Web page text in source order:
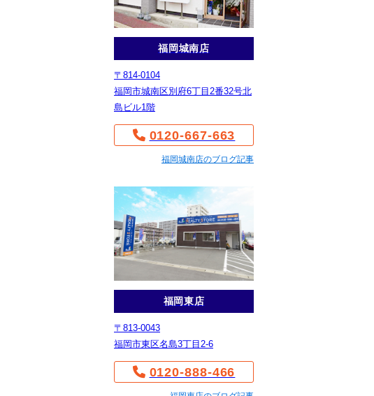
福岡城南店
〒814-0104
福岡市城南区別府6丁目2番32号北
島ビル1階
0120-667-663
福岡城南店のブログ記事
福岡東店
〒813-0043
福岡市東区名島3丁目2-6
0120-888-466